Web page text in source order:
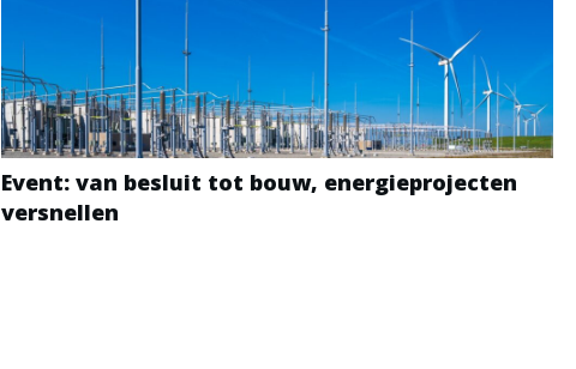
Event: van besluit tot bouw, energieprojecten
versnellen